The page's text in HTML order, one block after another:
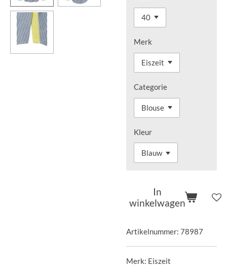
Merk
Categorie
Kleur
In
winkelwagen
Artikelnummer: 78987
Merk: Eiszeit